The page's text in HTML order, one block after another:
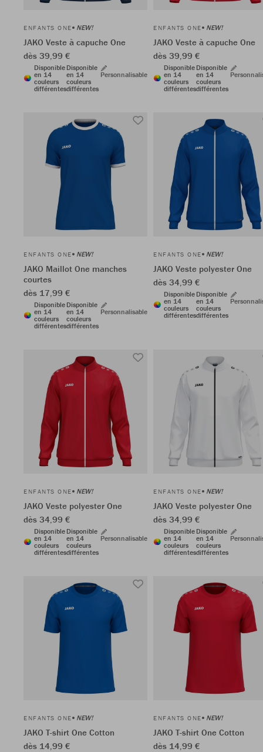
ENFANTS ONE NEW!
JAKO Veste à capuche One
dès 39,99 €
Disponible
en 14
couleurs
différentes
Disponible
en 14
couleurs
différentes
Personnalisable
ENFANTS ONE NEW!
JAKO Veste à capuche One
dès 39,99 €
Disponible
en 14
couleurs
différentes
Disponible
en 14
couleurs
différentes
ENFANTS ONE NEW!
JAKO Maillot One manches
courtes
dès 17,99 €
Disponible
en 14
couleurs
différentes
Disponible
en 14
couleurs
différentes
Personnalisable
ENFANTS ONE NEW!
JAKO Veste polyester One
dès 34,99 €
Disponible
en 14
couleurs
différentes
Disponible
en 14
couleurs
différentes
ENFANTS ONE NEW!
JAKO Veste polyester One
dès 34,99 €
Disponible
en 14
couleurs
différentes
Disponible
en 14
couleurs
différentes
Personnalisable
ENFANTS ONE NEW!
JAKO Veste polyester One
dès 34,99 €
Disponible
en 14
couleurs
différentes
Disponible
en 14
couleurs
différentes
ENFANTS ONE NEW!
JAKO T-shirt One Cotton
dès 14,99 €
ENFANTS ONE NEW!
JAKO T-shirt One Cotton
dès 14,99 €